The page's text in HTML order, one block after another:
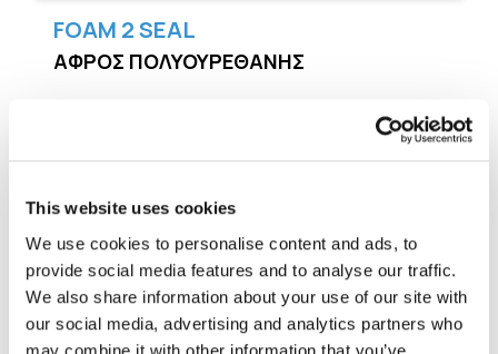
This website uses cookies
We use cookies to personalise content and ads, to
provide social media features and to analyse our traffic.
We also share information about your use of our site with
our social media, advertising and analytics partners who
may combine it with other information that you’ve
FOAM 2 SEAL
ΑΦΡΟΣ ΠΟΛΥΟΥΡΕΘΑΝΗΣ